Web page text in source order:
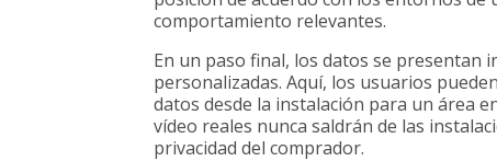
comportamiento relevantes.
En un paso final, los datos se presentan
personalizadas. Aquí, los usuarios
datos desde la instalación para un área
vídeo reales nunca saldrán de las
privacidad del comprador.